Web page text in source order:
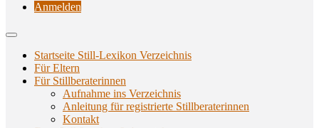
Anmelden
Startseite Still-Lexikon Verzeichnis
Für Eltern
Für Stillberaterinnen
Aufnahme ins Verzeichnis
Anlei­tung für regis­trier­te Stillberaterinnen
Kon­takt